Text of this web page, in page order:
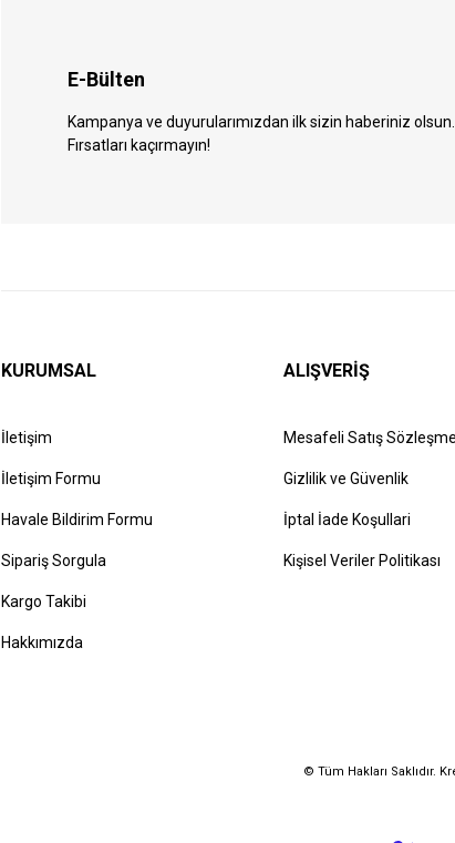
E-Bülten
Kampanya ve duyurularımızdan ilk sizin haberiniz olsun.
Fırsatları kaçırmayın!
KURUMSAL
İletişim
İletişim Formu
Havale Bildirim Formu
Sipariş Sorgula
Kargo Takibi
Hakkımızda
ALIŞVERİŞ
Mesafeli Satış
Gizlilik ve Güvenlik
İptal İade Koşullari
Kişisel Veriler Politikası
© Tüm Hakları Saklıdır.